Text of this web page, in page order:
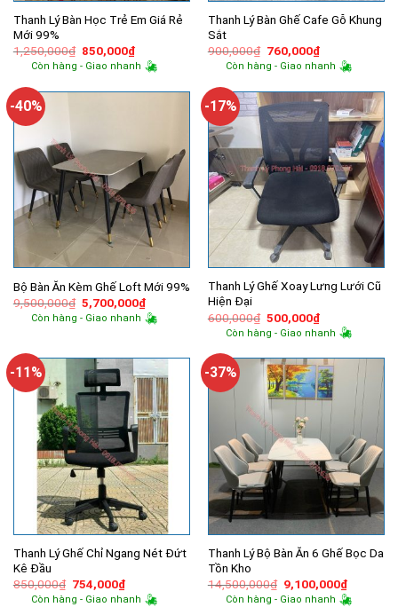
Thanh Lý Bàn Học Trẻ Em Giá Rẻ
Mới 99%
1,250,000₫ Giá
gốc
là:
850,000₫Giá
hiện
tại
850,000₫.
Còn hàng - Giao nhanh
Thanh Lý Bàn Ghế Cafe Gỗ Khung
Sắt
900,000₫ Giá
gốc
là:
760,000₫Giá
hiện
tại
760,000₫.
Còn hàng - Giao nhanh
-40%
Bộ Bàn Ăn Kèm Ghế Loft Mới 99%
9,500,000₫ Giá
gốc
là:
5,700,000₫Giá
hiện
tại
Còn hàng - Giao nhanh
-17%
Thanh Lý Ghế Xoay Lưng Lưới Cũ
Hiện Đại
600,000₫ Giá
gốc
là:
500,000₫Giá
hiện
tại
500,000₫.
Còn hàng - Giao nhanh
-11%
Thanh Lý Ghế Chỉ Ngang Nét Đứt
Kê Đầu
850,000₫ Giá
gốc
là:
754,000₫Giá
hiện
tại
Còn hàng - Giao nhanh
-37%
Thanh Lý Bộ Bàn Ăn 6 Ghế Bọc Da
Tồn Kho
14,500,000₫ Giá
gốc
là:
9,100,000₫Giá
hiện
tại
Còn hàng - Giao nhanh